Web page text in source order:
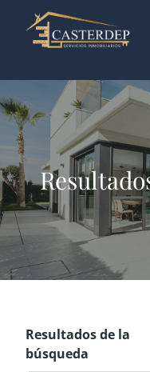
contenido
Resultados de la
búsqueda